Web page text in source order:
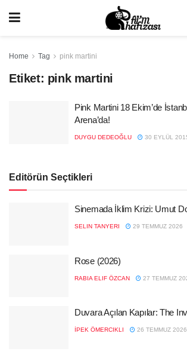
Home Tag pink martini
Etiket: pink martini
Pink Martini 18 Ekim’de
Arena’da!
DUYGU DEDEOĞLU 30 EYLÜL
Editörün Seçtikleri
Sinemada İklim Krizi: Umut
SELIN TANYERI 29 TEMMUZ 2026
Rose (2026)
RABIA ELIF ÖZCAN 27 TEMMUZ
Duvara Açılan Kapılar: The
İPEK ÖMERCIKLI 26 TEMMUZ 2026